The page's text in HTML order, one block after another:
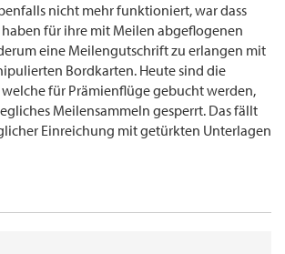
nicht mehr funktioniert, war dass
haben für ihre mit Meilen abgeflogenen
eine Meilengutschrift zu erlangen mit
Bordkarten. Heute sind die
welche für Prämienflüge gebucht werden,
Meilensammeln gesperrt. Das fällt
Einreichung mit getürkten Unterlagen